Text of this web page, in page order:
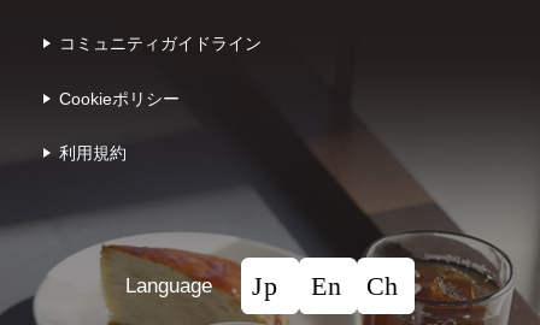
コミュニティガイドライン
Cookieポリシー
利⽤規約
Language